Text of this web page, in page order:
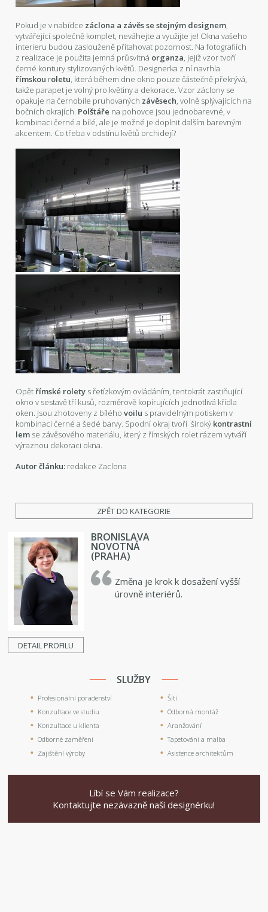
Pokud je v nabídce záclona a závěs se stejným designem,
vytvářející společně komplet, neváhejte a využijte je! Okna vašeho
interieru budou zaslouženě přitahovat pozornost. Na fotografiích
z realizace je použita jemná průsvitná organza, jejíž vzor tvoří
černé kontury stylizovaných květů. Designerka z ní navrhla
římskou roletu, která během dne okno pouze částečně překrývá,
takže parapet je volný pro květiny a dekorace. Vzor záclony se
opakuje na černobíle pruhovaných závěsech, volně splývajících na
bočních okrajích. Polštáře na pohovce jsou jednobarevné, v
kombinaci černé a bílé, ale je možné je doplnit dalším barevným
akcentem. Co třeba v odstínu květů orchidejí?
Opět římské rolety s řetízkovým ovládáním, tentokrát zastiňující
okno v sestavě tří kusů, rozměrově kopírujících jednotlivá křídla
oken. Jsou zhotoveny z bíléhovoilu s pravidelným potiskem v
kombinaci černé a šedé barvy. Spodní okraj tvoří široký kontrastní
lem se závěsového materiálu, který z římských rolet rázem vytváří
výraznou dekoraci okna.
Autor článku: redakce Zaclona
ZPĚT DO KATEGORIE
DETAIL PROFILU
BRONISLAVA
NOVOTNÁ
(PRAHA)
Změna je krok k dosažení vyšší
úrovně interiérů.
SLUŽBY
Profesionální poradenství
Konzultace ve studiu
Konzultace u klienta
Odborné zaměření
Zajištění výroby
Šití
Odborná montáž
Aranžování
Tapetování a malba
Asistence architektům
Líbí se Vám realizace?
Kontaktujte nezávazně naší designérku!